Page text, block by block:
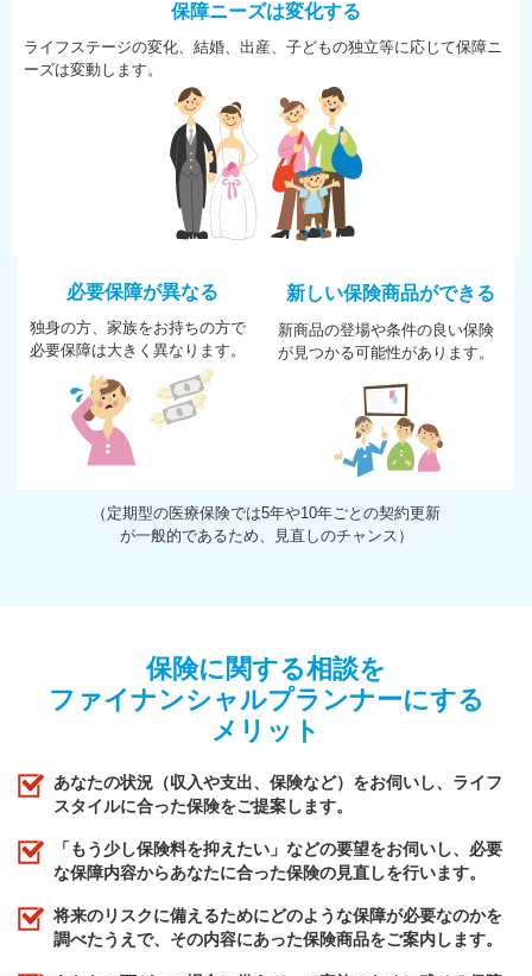
保障ニーズは変化する
ライフステージの変化、結婚、 出産、子どもの独立等に応じて保障ニ
ーズは変動します。
必要保障が異なる
独身の方、家族をお持ちの方で
必要保障は大きく異なります。
新しい保険商品ができる
新商品の登場や条件の良い保険
が見つかる可能性があります。
（定期型の医療保険では5年や10年ごとの契約更新
が一般的であるため、見直しのチャンス）
保険に関する相談を
ファイナンシャルプランナーにする
メリット
あなたの状況（収入や支出、保険など）をお伺いし、ライフ
スタイルに合った保険をご提案します。
「もう少し保険料を抑えたい」などの要望をお伺いし、必要
な保障内容からあなたに合った保険の見直しを行います。
将来のリスクに備えるためにどのような保障が必要なのかを
調べたうえで、その内容にあった保険商品をご案内します。